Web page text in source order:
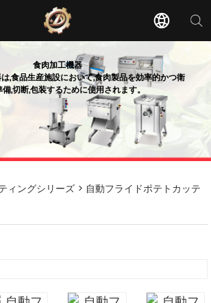
食肉加工機器
,食品生産施設において,食肉製品を効率的かつ衛
,切断,包装するために使用されます。
ィングシリーズ > 自動フライドポテトカッテ